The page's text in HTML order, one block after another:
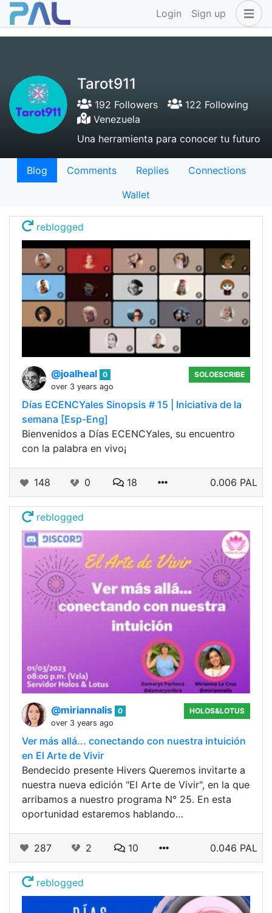
Login Sign up
Tarot911
192 Followers
122 Following
Venezuela
Una herramienta para conocer tu futuro
Blog Comments Replies
Connections
Wallet
reblogged
@joalheal 0
over 3 years ago
SOLOESCRIBE
Días ECENCYales Sinopsis # 15 | Iniciativa de la
semana [Esp-Eng]
Bienvenidos a Días ECENCYales, su encuentro
con la palabra en vivo¡
148 0 18 0.006 PAL
reblogged
@miriannalis 0
over 3 years ago
HOLOS&LOTUS
Ver más allá... conectando con nuestra intuición
en El Arte de Vivir
Bendecido presente Hivers Queremos invitarte a
nuestra nueva edición "El Arte de Vivir", en la que
arribamos a nuestro programa N° 25. En esta
oportunidad estaremos hablando…
287 2 10 0.046 PAL
reblogged